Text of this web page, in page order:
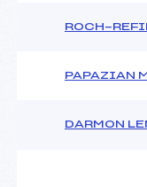
ROCH-
PAPAZIAN
DARMON